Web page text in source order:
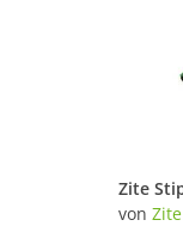
von Zite